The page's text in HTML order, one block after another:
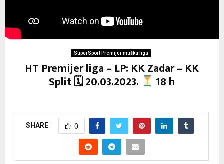
SuperSport Premijer muška liga
HT Premijer liga – LP: KK Zadar – KK
Split 🗓 20.03.2023. 18 h
SHARE 0